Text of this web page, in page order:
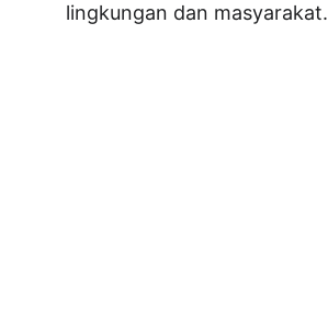
lingkungan dan masyarakat.